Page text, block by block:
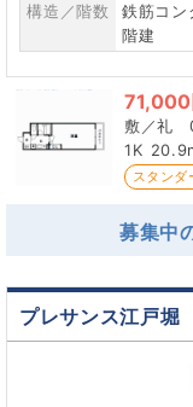
構造／階数
鉄筋コン
階建
71,000
1K
スタンダ
募集中
プレサンス江戸堀